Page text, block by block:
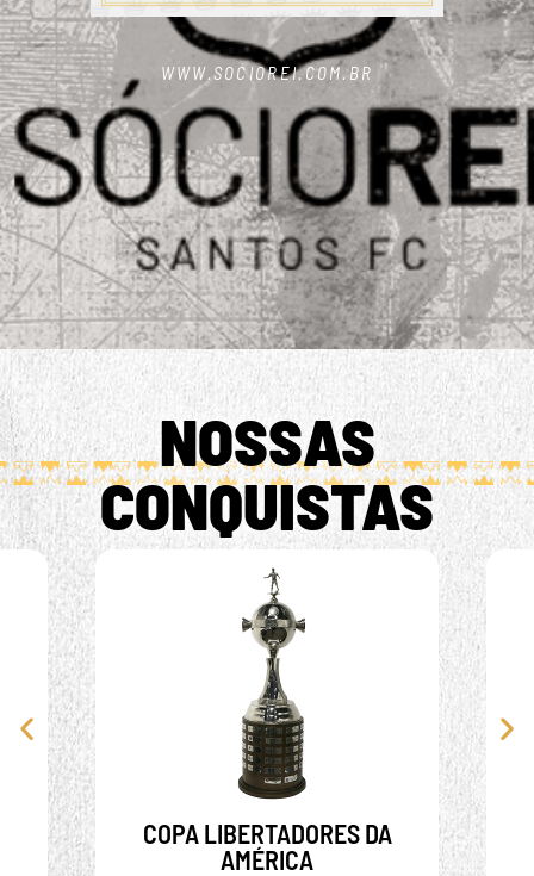
WWW.SOCIOREI.COM.BR
NOSSAS
CONQUISTAS
COPA LIBERTADORES DA
AMÉRICA
COPA LIBERTADORES DA
AMÉRICA
1962 - 1963 - 2011